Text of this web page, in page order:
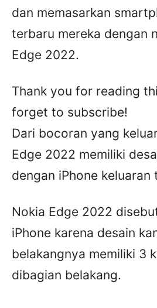
dan memasarkan
terbaru mereka dengan
Edge 2022.
Thank you for reading
forget to subscribe!
Dari bocoran yang
Edge 2022 memiliki
dengan iPhone keluaran
Nokia Edge 2022
iPhone karena desain
belakangnya memiliki 3
dibagian belakang.